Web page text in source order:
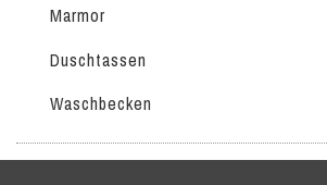
Marmor
Duschtassen
Waschbecken